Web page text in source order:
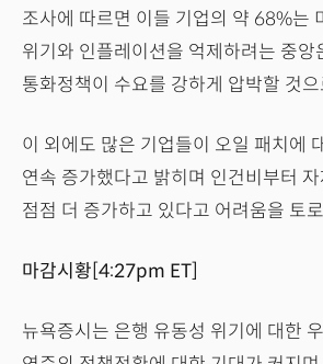
조사에 따르면 이들 기업의 약 68%는
위기와 인플레이션을 억제하려는 중앙
통화정책이 수요를 강하게 압박할 것
이 외에도 많은 기업들이 오일 패치에
연속 증가했다고 밝히며 인건비부터 자
점점 더 증가하고 있다고 어려움을 토
마감시황[4:27pm ET]
뉴욕증시는 은행 유동성 위기에 대한